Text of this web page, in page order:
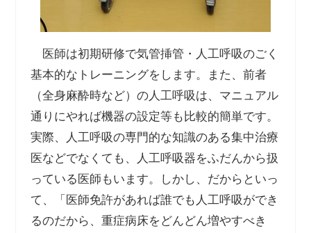
医師は初期研修で気管挿管・人工呼吸のごく
基本的なトレーニングをします。また、前者
（全身麻酔時など）の人工呼吸は、マニュアル
通りにやれば機器の設定等も比較的簡単です。
実際、人工呼吸の専門的な知識のある集中治療
医などでなくても、人工呼吸器をふだんから扱
っている医師もいます。しかし、だからといっ
て、「医師免許があれば誰でも人工呼吸ができ
るのだから、重症病床をどんどん増やすべき